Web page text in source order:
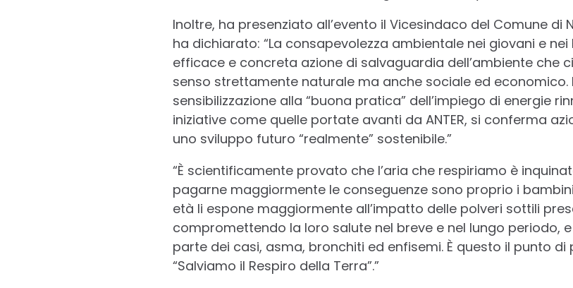
Inoltre, ha presenziato all’evento il Vicesindaco del Comune di
ha dichiarato: “La consapevolezza ambientale nei giovani e
efficace e concreta azione di salvaguardia dell’ambiente che
senso strettamente naturale ma anche sociale ed economico.
sensibilizzazione alla “buona pratica” dell’impiego di energie
iniziative come quelle portate avanti da ANTER, si conferma
uno sviluppo futuro “realmente” sostenibile.”
“È scientificamente provato che l’aria che respiriamo è
pagarne maggiormente le conseguenze sono proprio i
età li espone maggiormente all’impatto delle polveri sottili
compromettendo la loro salute nel breve e nel lungo periodo,
parte dei casi, asma, bronchiti ed enfisemi. È questo il punto
“Salviamo il Respiro della Terra”.”